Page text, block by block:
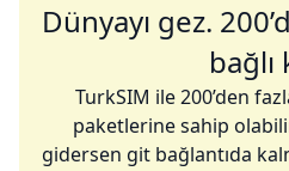
Dünyayı gez.
bağlı
TurkSIM ile 200’den
paketlerine sahip
gidersen git bağlantıda